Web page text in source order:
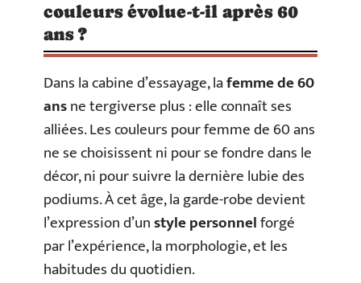
couleurs évolue-t-il après 60
ans ?
Dans la cabine d’essayage, lafemme de 60
ansne tergiverse plus : elle connaît ses
alliées. Les couleurs pour femme de 60 ans
ne se choisissent ni pour se fondre dans le
décor, ni pour suivre la dernière lubie des
podiums. À cet âge, la garde-robe devient
l’expression d’unstyle personnelforgé
par l’expérience, la morphologie, et les
habitudes du quotidien.